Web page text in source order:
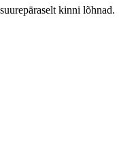
kinni lõhnad.